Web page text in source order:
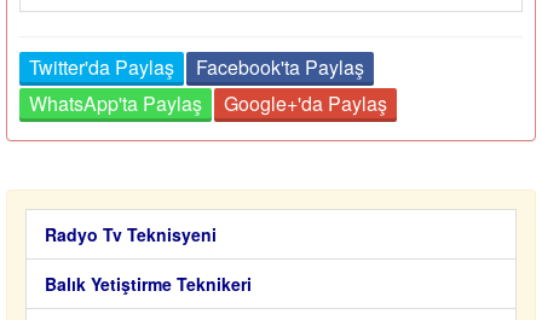
Twitter'da Paylaş
Facebook'ta Paylaş
WhatsApp'ta Paylaş
Google+'da Paylaş
Radyo Tv Teknisyeni
Balık Yetiştirme Teknikeri